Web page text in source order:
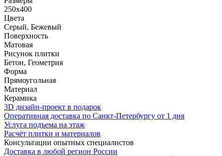
250x400
Цвета
Серый, Бежевый
Поверхность
Матовая
Рисунок плитки
Бетон, Геометрия
Форма
Прямоугольная
Материал
Керамика
3D дизайн-проект в подарок
Оперативная доставка по Санкт-Петербургу от 1 дня
Услуга подъема на этаж
Расчёт плитки и материалов
Консультации опытных специалистов
Доставка в любой регион России